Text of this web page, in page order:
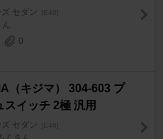
セダン [E46]
ん
0
（キジマ） 304-603 プ
スイッチ 2極 汎用
セダン [E46]